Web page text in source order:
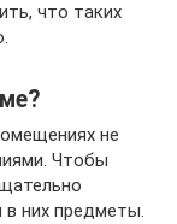
что таких
не
Чтобы
них предметы.